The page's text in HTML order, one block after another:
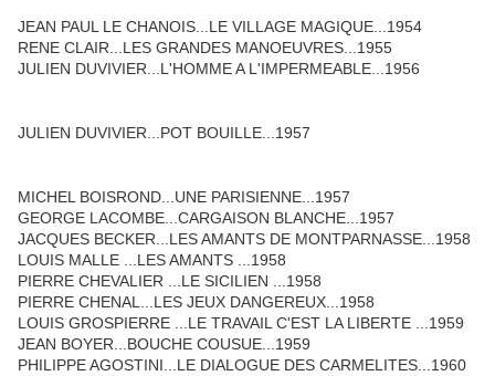
JEAN PAUL LE CHANOIS...LE VILLAGE MAGIQUE...1954
RENE CLAIR...LES GRANDES MANOEUVRES...1955
JULIEN DUVIVIER...L'HOMME A L'IMPERMEABLE...1956
JULIEN DUVIVIER...POT BOUILLE...1957
MICHEL BOISROND...UNE PARISIENNE...1957
GEORGE LACOMBE...CARGAISON BLANCHE...1957
JACQUES BECKER...LES AMANTS DE MONTPARNASSE...1958
LOUIS MALLE ...LES AMANTS ...1958
PIERRE CHEVALIER ...LE SICILIEN ...1958
PIERRE CHENAL...LES JEUX DANGEREUX...1958
LOUIS GROSPIERRE ...LE TRAVAIL C'EST LA LIBERTE ...1959
JEAN BOYER...BOUCHE COUSUE...1959
PHILIPPE AGOSTINI...LE DIALOGUE DES CARMELITES...1960